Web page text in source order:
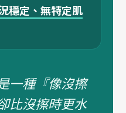
穩定、無特定肌
一種『像沒擦
比沒擦時更水